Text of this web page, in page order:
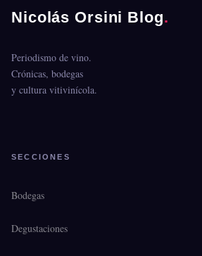
Nicolás Orsini Blog.
Periodismo de vino.
Crónicas, bodegas
y cultura vitivinícola.
SECCIONES
Bodegas
Degustaciones